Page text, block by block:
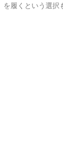
を履くという選択